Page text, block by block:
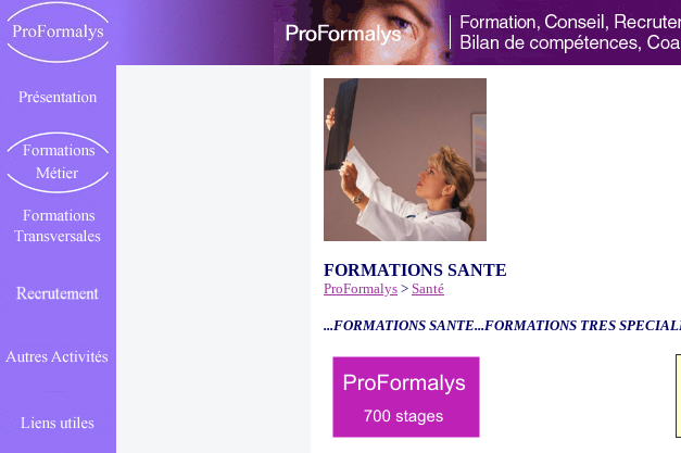
FORMATIONS SANTE
ProFormalys > Santé
...FORMATIONS SANTE...FORMATIONS TRES